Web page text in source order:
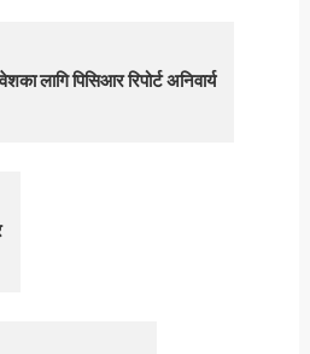
लागि पिसिआर रिपोर्ट अनिवार्य